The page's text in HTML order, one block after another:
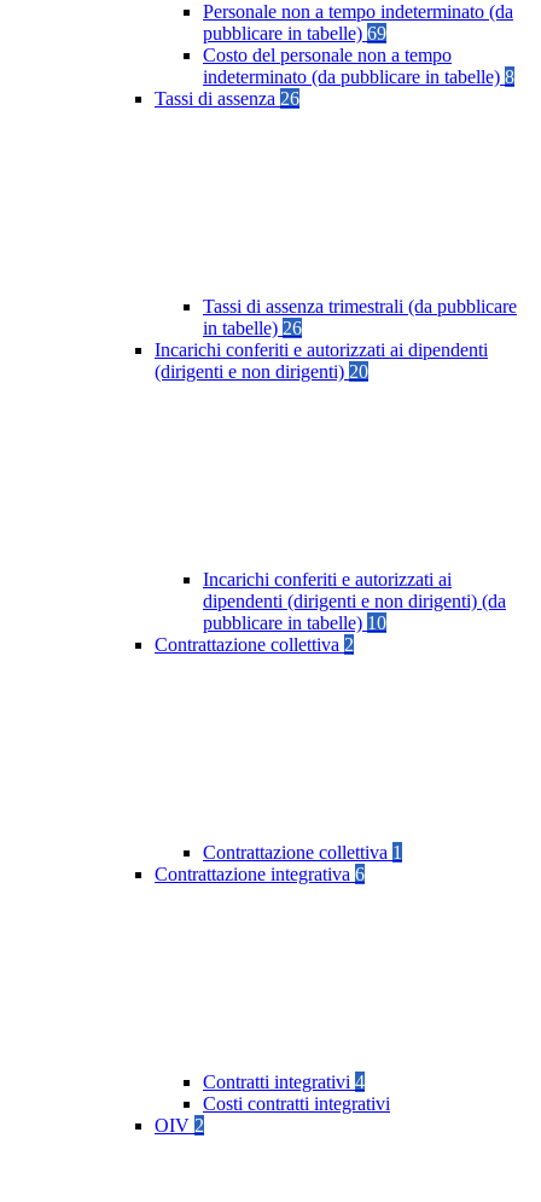
Personale non a tempo indeterminato (da
pubblicare in tabelle) 69
Costo del personale non a tempo
indeterminato (da pubblicare in tabelle) 8
Tassi di assenza 26
Tassi di assenza trimestrali (da pubblicare
in tabelle) 26
Incarichi conferiti e autorizzati ai dipendenti
(dirigenti e non dirigenti) 20
Incarichi conferiti e autorizzati ai
dipendenti (dirigenti e non dirigenti) (da
pubblicare in tabelle) 10
Contrattazione collettiva 2
Contrattazione collettiva 1
Contrattazione integrativa 6
Contratti integrativi 4
Costi contratti integrativi
OIV 2